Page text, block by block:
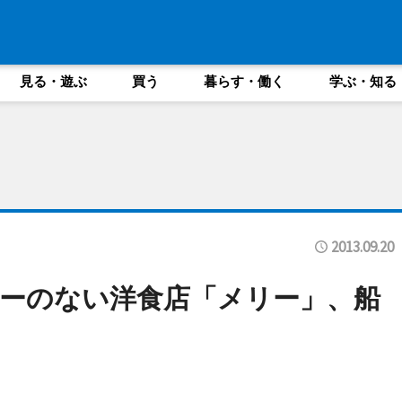
見る・遊ぶ 買う 暮らす・働く 学ぶ・知る
2013.09.20
のない洋食店「メリー」、船